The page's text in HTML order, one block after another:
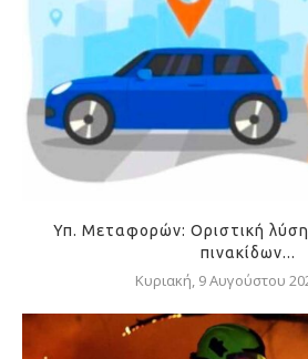
Υπ. Μεταφορών: Οριστική
πινακίδων...
Κυριακή, 9 Αυγούστου